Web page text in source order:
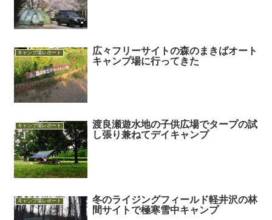
キャンプ場レポート
広々フリーサイトの森のまきばオート
キャンプ場に行ってきた
キャンプ場レポート
渡良瀬遊水地の子供広場でタープの試
し張り兼ねてデイキャンプ
キャンプ場レポート
冬のライジングフィールド軽井沢の林
間サイトで極寒雪中キャンプ